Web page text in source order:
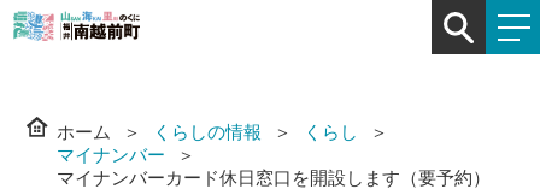
ホーム くらしの情報
くらし
マイナンバー
マイナンバーカード休日窓口を開設します（要予約）